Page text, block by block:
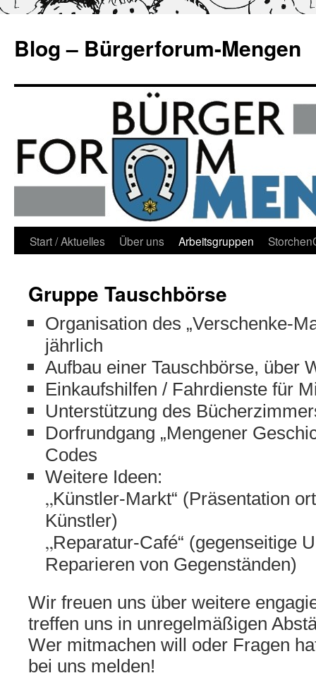
Blog – Bürgerforum-Mengen
Zum
springen
Start / Aktuelles Über uns Arbeitsgruppen
Gruppe Tauschbörse
Organisation des „Verschenke-
jährlich
Aufbau einer Tauschbörse, über
Einkaufshilfen / Fahrdienste für
Unterstützung des
Dorfrundgang „Mengener
Codes
Weitere Ideen:
„Künstler-Markt“ (Präsentation
Künstler)
„Reparatur-Café“ (gegenseitige
Reparieren von Gegenständen)
Wir freuen uns über weitere
treffen uns in unregelmäßigen
Wer mitmachen will oder Fragen
bei uns melden!